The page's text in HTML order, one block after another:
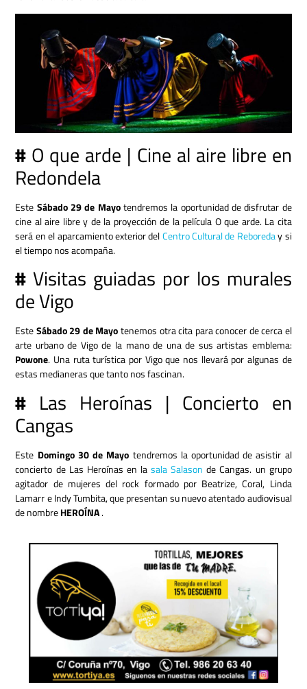
# O que arde | Cine al aire libre en
Redondela
Este Sábado 29 de Mayotendremos la oportunidad de disfrutar de
cine al aire libre y de la proyección de la película O que arde. La cita
será en el aparcamiento exterior delCentro Cultural de Reboreday si
el tiempo nos acompaña.
# Visitas guiadas por los murales
de Vigo
EsteSábado 29 de Mayotenemos otra cita para conocer de cerca el
arte urbano de Vigo de la mano de una de sus artistas emblema:
Powone. Una ruta turística por Vigo que nos llevará por algunas de
estas medianeras que tanto nos fascinan.
# Las Heroínas | Concierto en
Cangas
Este Domingo 30 de Mayo tendremos la oportunidad de asistir al
concierto de Las Heroínas en lasala Salason de Cangas. un grupo
agitador de mujeres del rock formado por Beatrize, Coral, Linda
Lamarr e Indy Tumbita, que presentan su nuevo atentado audiovisual
de nombreHEROÍNA.